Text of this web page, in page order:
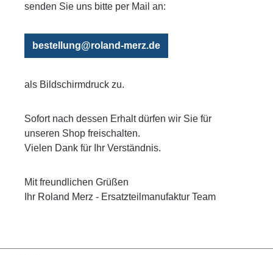
senden Sie uns bitte per Mail an:
bestellung@roland-merz.de
als Bildschirmdruck zu.
Sofort nach dessen Erhalt dürfen wir Sie für
unseren Shop freischalten.
Vielen Dank für Ihr Verständnis.
Mit freundlichen Grüßen
Ihr Roland Merz - Ersatzteilmanufaktur Team